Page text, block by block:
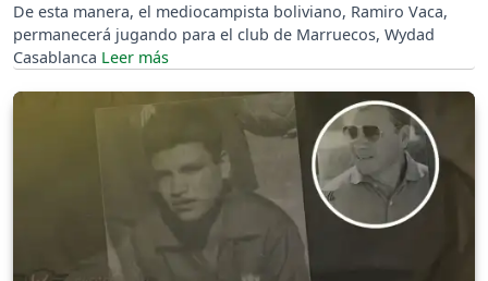
De esta manera, el mediocampista boliviano, Ramiro Vaca,
permanecerá jugando para el club de Marruecos, Wydad
Casablanca